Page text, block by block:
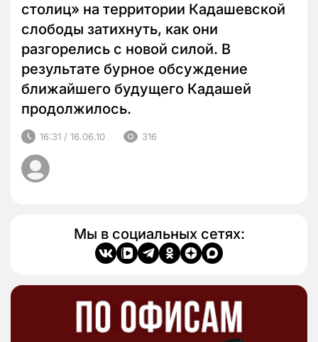
столиц» на территории Кадашевской
слободы затихнуть, как они
разгорелись с новой силой. В
результате бурное обсуждение
ближайшего будущего Кадашей
продолжилось.
16:31 / 16.06.10 316
Мы в социальных сетях: